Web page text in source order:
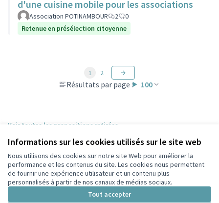
Informations sur les cookies utilisés sur le site web
Nous utilisons des cookies sur notre site Web pour améliorer la
performance et les contenus du site. Les cookies nous permettent
de fournir une expérience utilisateur et un contenu plus
personnalisés à partir de nos canaux de médias sociaux.
Tout accepter
d'une cuisine mobile pour les associations
Association POTINAMBOUR 2
0
Retenue en présélection citoyenne
Résultats par page : 100
1 2
Voir toutes les propositions retirées
Conditions d'utilisation
Paramètres des cookies
Participez Villeurbanne sur X
(Lien externe)
Participez Villeurbanne sur Facebook
Participez Villeurbanne sur Instagram
Participez Villeurbanne sur YouTube
(Lien externe)